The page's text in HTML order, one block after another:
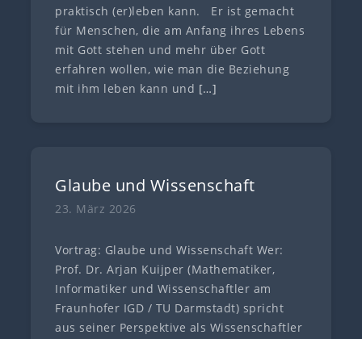
praktisch (er)leben kann. Er ist gemacht
für Menschen, die am Anfang ihres Lebens
mit Gott stehen und mehr über Gott
erfahren wollen, wie man die Beziehung
mit ihm leben kann und […]
Glaube und Wissenschaft
23. März 2026
Vortrag: Glaube und Wissenschaft Wer:
Prof. Dr. Arjan Kuijper (Mathematiker,
Informatiker und Wissenschaftler am
Fraunhofer IGD / TU Darmstadt) spricht
aus seiner Perspektive als Wissenschaftler